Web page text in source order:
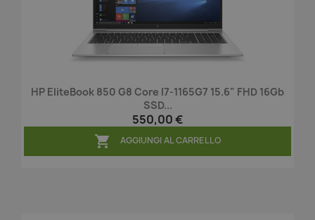
HP EliteBook 850 G8 Core I7-1165G7 15.6" FHD 16Gb
SSD...
550,00 €
 AGGIUNGI AL CARRELLO